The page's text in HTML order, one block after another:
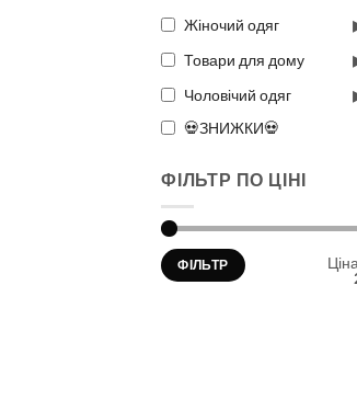
Жіночий одяг
Товари для дому
Чоловічий одяг
💀ЗНИЖКИ💀
ФІЛЬТР ПО ЦІНІ
Мінімальна
ціна
Найбільша
цінаФІЛЬТР